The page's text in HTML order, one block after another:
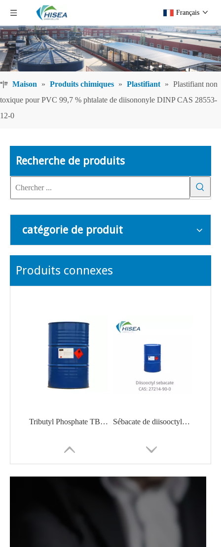
Français
Maison » Produits chimiques » Plastifiant » Plastifiant non
toxique pour PVC 99,7 % phtalate de diisononyle DINP CAS 28553-
12-0
Recherche de produits
catégorie de produit
Produits connexes
Tributyl Phosphate TBP CAS 126-73-8 Acheter Tributyl Phosphate Fournisseur Vendeur Fabricant Usine Sébacate de diisooctyle de matière première fonctionnelle en poudre